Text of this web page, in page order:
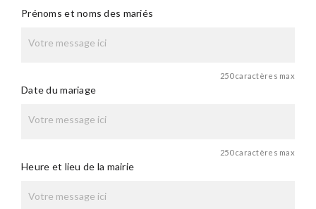
Prénoms et noms des mariés
250 caractères max
Date du mariage
250 caractères max
Heure et lieu de la mairie